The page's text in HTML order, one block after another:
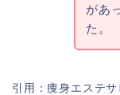
があ
た。
引用：痩身エステ